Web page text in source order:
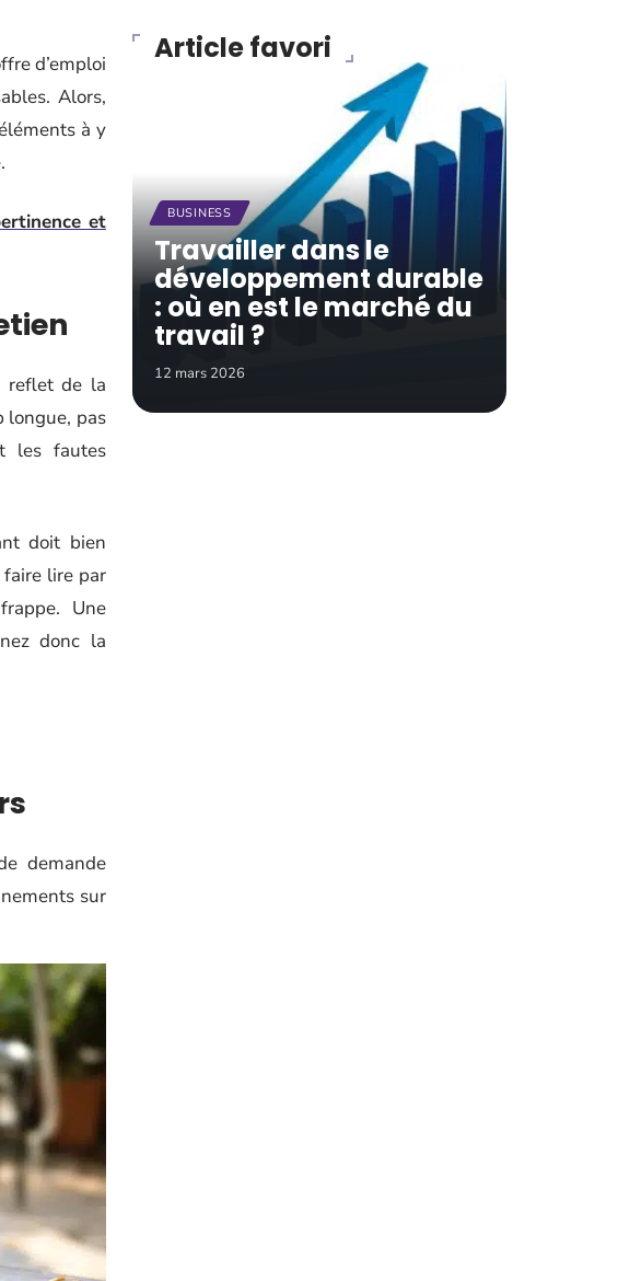
d’emploi
Alors,
à y
et
reflet de la
longue, pas
les fautes
doit bien
lire par
Une
donc la
demande
sur
Article favori
BUSINESS
Travailler dans le
développement durable
: où en est le marché du
travail ?
12 mars 2026